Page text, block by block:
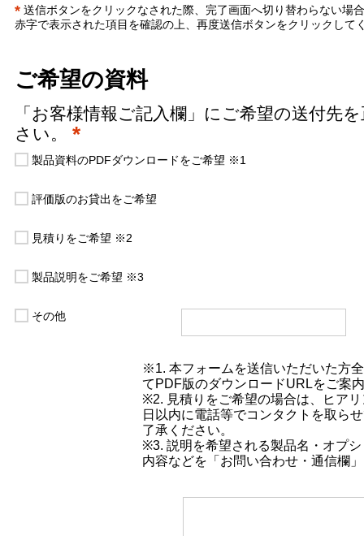
* 送信ボタンをクリックなされた際、完了画面へ切り替わらない場
赤字で表示された項目を確認の上、再度送信ボタンをクリックして
ご希望の資料
「お客様情報ご記入欄」にご希望の送付先
さい。 *
製品資料のPDFダウンロードをご希望 ※1
評価版のお貸出をご希望
見積りをご希望 ※2
製品説明をご希望 ※3
その他
※1. 本フォームを送信いただいた方
てPDF版のダウンロードURLをご案
※2. 見積りをご希望の場合は、ヒア
日以内に電話等でコンタクトを取ら
了承ください。
※3. 説明を希望される製品名・オプ
内容などを「お問い合わせ・通信欄